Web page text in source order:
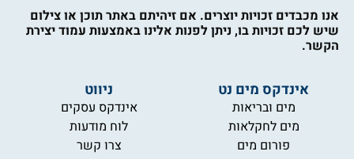
אנו מכבדים זכויות יוצרים. אם זיהיתם באתר תוכן או צילום
שיש לכם זכויות בו, ניתן לפנות אלינו באמצעות עמוד יצירת
הקשר.
אינדקס מים נט
מים ובריאות
מים לחקלאות
פורום מים
ניווט
אינדקס עסקים
לוח מודעות
צרו קשר